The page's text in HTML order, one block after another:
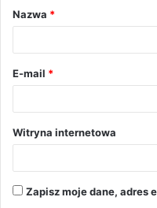
Nazwa *
E-mail *
Witryna internetowa
Zapisz moje dane, adres